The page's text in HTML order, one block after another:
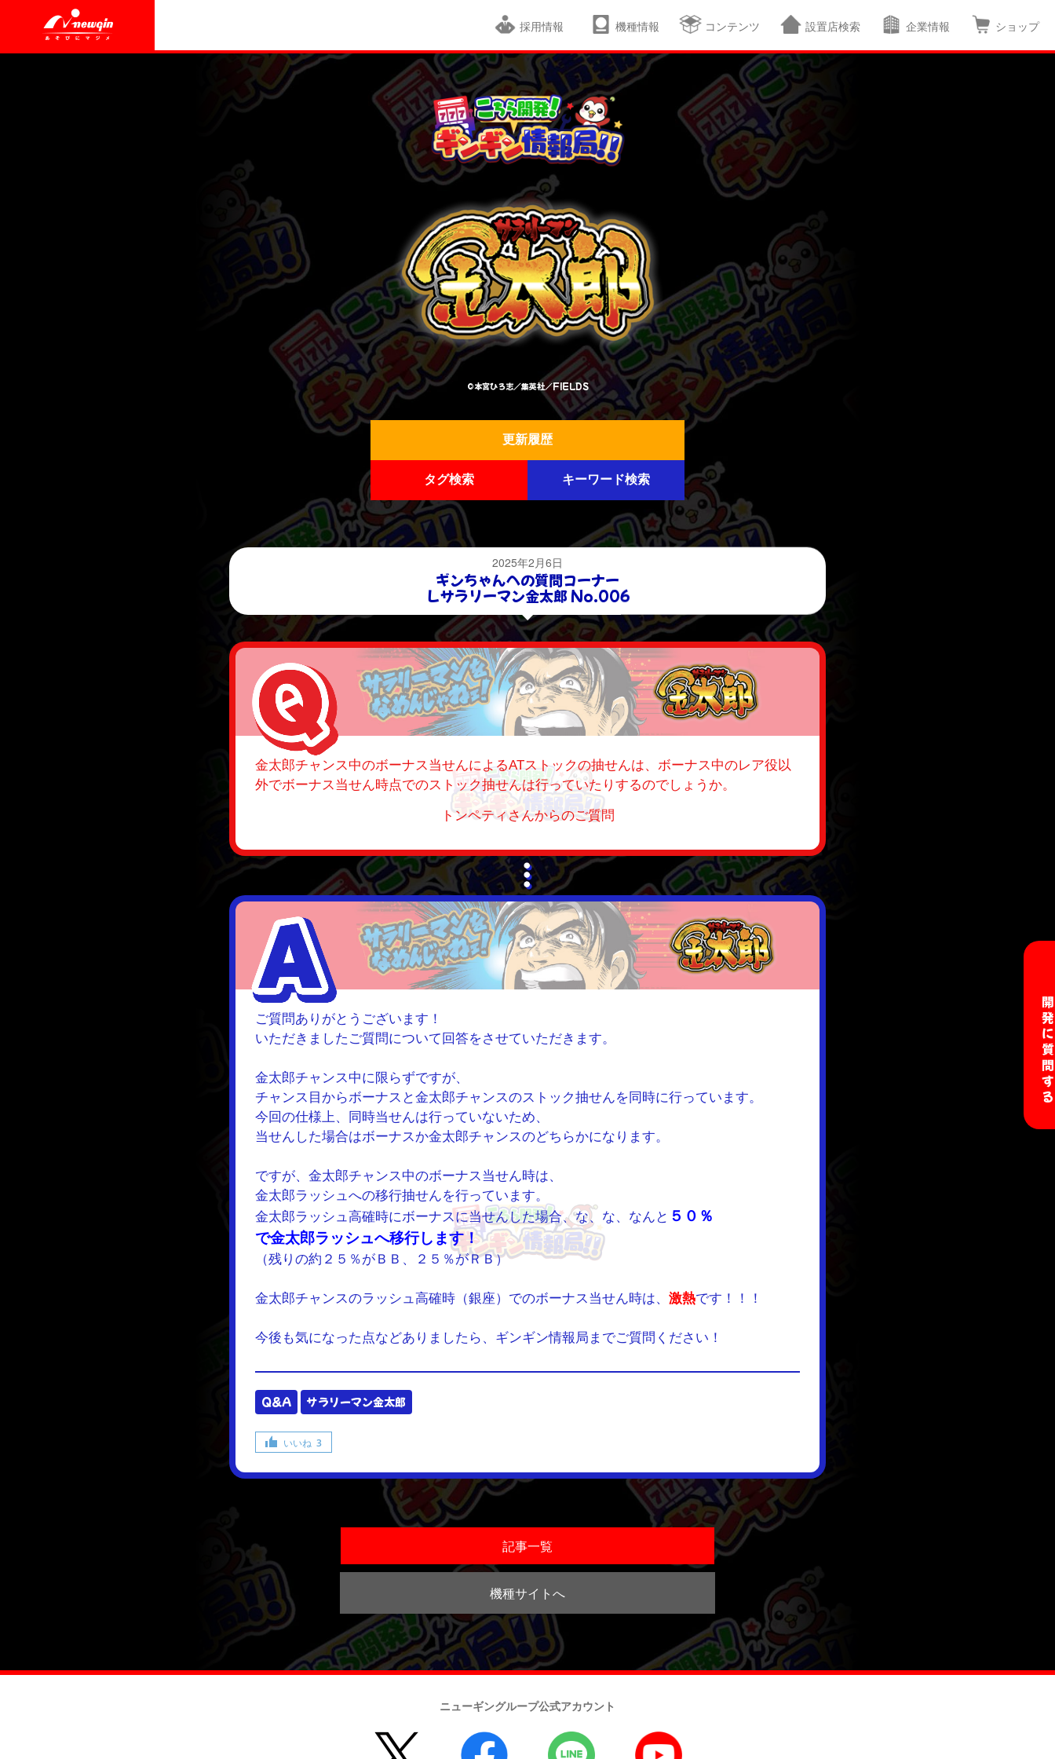
採用情報 機種情報 コンテンツ 設置店検索 企業情報 ショップ
©本宮ひろ志／集英社／FIELDS
更新履歴
タグ検索 キーワード検索
2025年2月6日
ギンちゃんへの質問コーナー
Ｌサラリーマン金太郎 No.006
金太郎チャンス中のボーナス当せんによるATストックの抽せんは、ボーナス中のレア役以
外でボーナス当せん時点でのストック抽せんは行っていたりするのでしょうか。
トンペティさんからのご質問
ご質問ありがとうございます！
いただきましたご質問について回答をさせていただきます。
金太郎チャンス中に限らずですが、
チャンス目からボーナスと金太郎チャンスのストック抽せんを同時に行っています。
今回の仕様上、同時当せんは行っていないため、
当せんした場合はボーナスか金太郎チャンスのどちらかになります。
ですが、金太郎チャンス中のボーナス当せん時は、
金太郎ラッシュへの移行抽せんを行っています。
金太郎ラッシュ高確時にボーナスに当せんした場合、な、な、なんと ５０％
で金太郎ラッシュへ移行します！
（残りの約２５％がＢＢ、２５％がＲＢ）
金太郎チャンスのラッシュ高確時（銀座）でのボーナス当せん時は、 激熱です！！！
今後も気になった点などありましたら、ギンギン情報局までご質問ください！
Q&A サラリーマン金太郎
いいね 3
記事一覧
機種サイトへ
開発に
ニューギングループ公式アカウント